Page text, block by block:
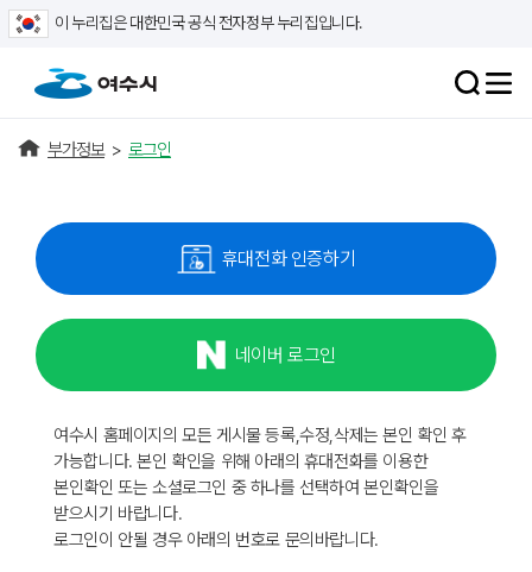
이 누리집은 대한민국 공식 전자정부 누리집입니다.
부가정보 > 로그인
휴대전화 인증하기
네이버 로그인
여수시 홈페이지의 모든 게시물 등록,수정,삭제는 본인 확인 후
가능합니다. 본인 확인을 위해 아래의 휴대전화를 이용한
본인확인 또는 소셜로그인 중 하나를 선택하여 본인확인을
받으시기 바랍니다.
로그인이 안될 경우 아래의 번호로 문의바랍니다.